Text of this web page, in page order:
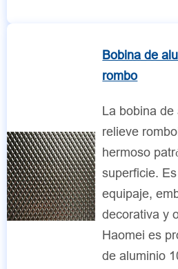
Bobina de
rombo
La bobina
relieve
hermoso
superficie.
equipaje,
decorativa y
Haomei es
de aluminio